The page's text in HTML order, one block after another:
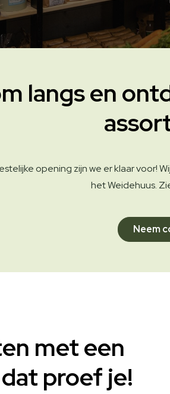
langs en
opening zijn we er klaar voor!
het Weidehuus.
Neem
met een
proef je!